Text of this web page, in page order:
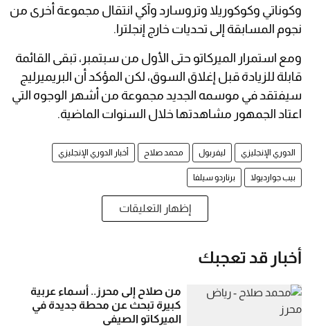
وكوناتي وكوكوريلا وتروسارد وآكي انتقال مجموعة أخرى من
نجوم المسابقة إلى تحديات خارج إنجلترا.
ومع استمرار الميركاتو حتى الأول من سبتمبر، تبقى القائمة
قابلة للزيادة قبل إغلاق السوق، لكن المؤكد أن البريميرليج
سيفتقد في موسمه الجديد مجموعة من أشهر الوجوه التي
اعتاد الجمهور مشاهدتها خلال السنوات الماضية.
الدوري الإنجليزي ليفربول محمد صلاح أخبار الدوري الإنجليزي
بيب جوارديولا برناردو سيلفا
إظهار التعليقات
أخبار قد تعجبك
من صلاح إلى محرز.. أسماء عربية
كبيرة تبحث عن محطة جديدة في
الميركاتو الصيفي